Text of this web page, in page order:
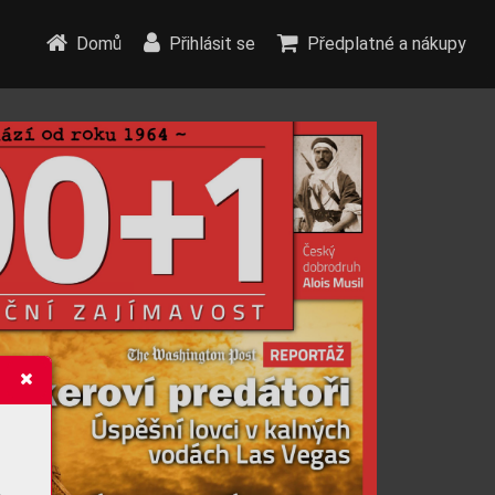
Domů Přihlásit se Předplatné a nákupy